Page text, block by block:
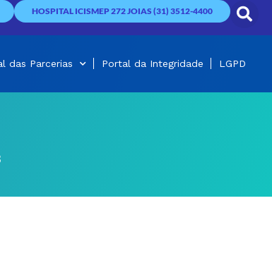
HOSPITAL ICISMEP 272 JOIAS (31) 3512-4400
das Parcerias Portal da Integridade LGPD